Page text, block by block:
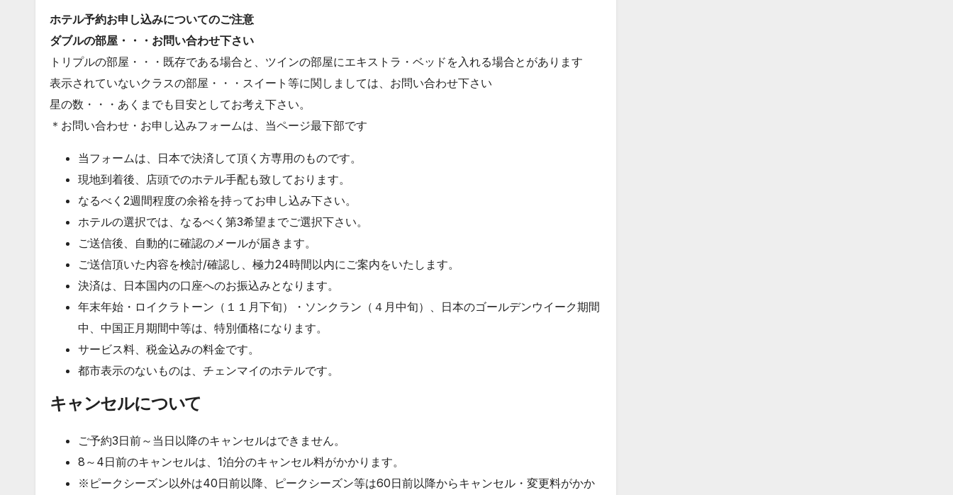
ホテル予約お申し込みについてのご注意
ダブルの部屋・・・お問い合わせ下さい
トリプルの部屋・・・既存である場合と、ツインの部屋にエキストラ・ベッドを入れる場合とがあります
表示されていないクラスの部屋・・・スイート等に関しましては、お問い合わせ下さい
星の数・・・あくまでも目安としてお考え下さい。
＊お問い合わせ・お申し込みフォームは、当ページ最下部です
当フォームは、日本で決済して頂く方専用のものです。
現地到着後、店頭でのホテル手配も致しております。
なるべく2週間程度の余裕を持ってお申し込み下さい。
ホテルの選択では、なるべく第3希望までご選択下さい。
ご送信後、自動的に確認のメールが届きます。
ご送信頂いた内容を検討/確認し、極力24時間以内にご案内をいたします。
決済は、日本国内の口座へのお振込みとなります。
年末年始・ロイクラトーン（１１月下旬）・ソンクラン（４月中旬）、日本のゴールデンウイーク期間
中、中国正月期間中等は、特別価格になります。
サービス料、税金込みの料金です。
都市表示のないものは、チェンマイのホテルです。
キャンセルについて
ご予約3日前～当日以降のキャンセルはできません。
8～4日前のキャンセルは、1泊分のキャンセル料がかかります。
※ピークシーズン以外は40日前以降、ピークシーズン等は60日前以降からキャンセル・変更料がかか